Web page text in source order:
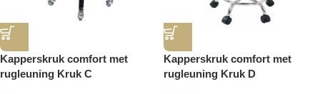
Kapperskruk comfort met
rugleuning Kruk C
Kapperskruk comfort met
rugleuning Kruk D